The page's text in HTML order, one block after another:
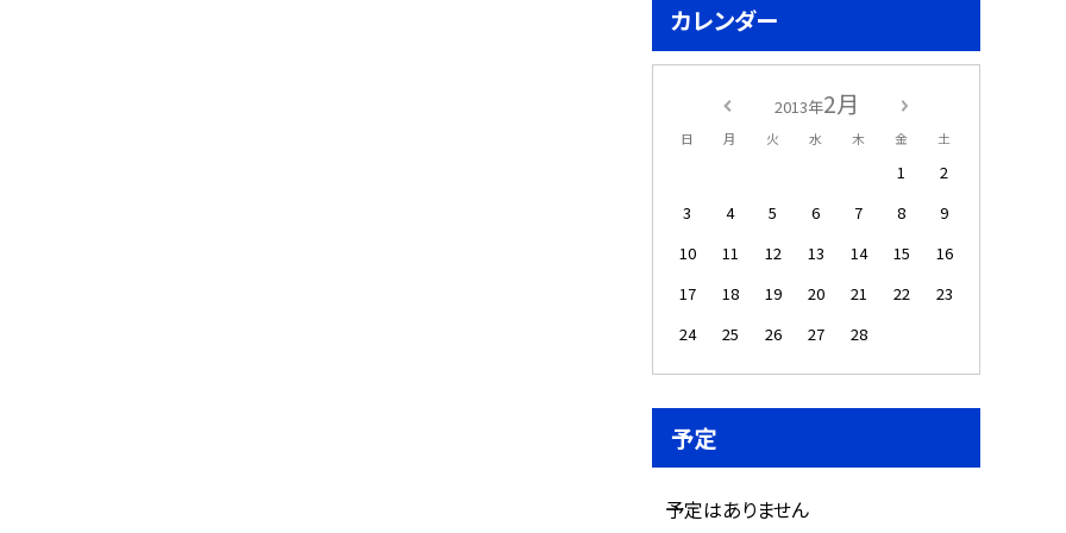
カレンダー
2013年2月
日 月 火 水 木 金 土
1
2
3
4 5 6 7 8
9
10
11 12 13 14 15
16
17
18 19 20 21 22
23
24
25 26 27 28
予定
予定はありません